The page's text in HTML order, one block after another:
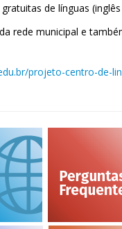
de línguas
rede municipal e
projeto-centro-de-